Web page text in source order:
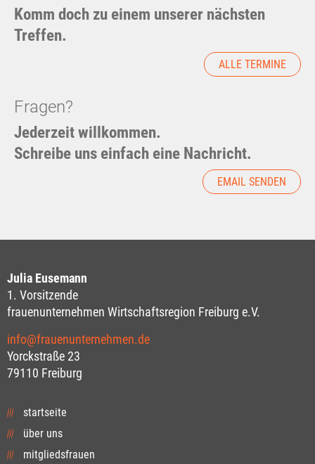
Komm doch zu einem unserer nächsten
Treffen.
ALLE TERMINE
Fragen?
Jederzeit willkommen.
Schreibe uns einfach eine Nachricht.
EMAIL SENDEN
Julia Eusemann
1. Vorsitzende
frauenunternehmen Wirtschaftsregion Freiburg e.V.
info@frauenunternehmen.de
Yorckstraße 23
79110 Freiburg
startseite
über uns
mitgliedsfrauen